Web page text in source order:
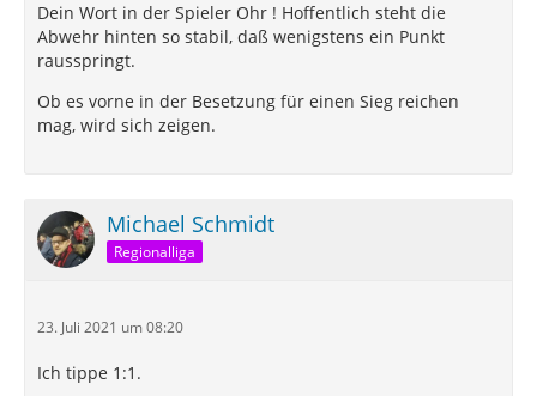
Dein Wort in der Spieler Ohr ! Hoffentlich steht die
Abwehr hinten so stabil, daß wenigstens ein Punkt
rausspringt.
Ob es vorne in der Besetzung für einen Sieg reichen
mag, wird sich zeigen.
Michael Schmidt
Regionalliga
23. Juli 2021 um 08:20
Ich tippe 1:1.